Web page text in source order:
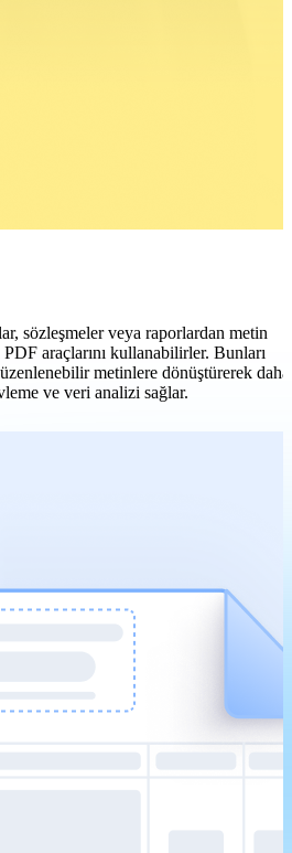
sözleşmeler veya raporlardan metin
araçlarını kullanabilirler. Bunları
metinlere dönüştürerek daha
ve veri analizi sağlar.